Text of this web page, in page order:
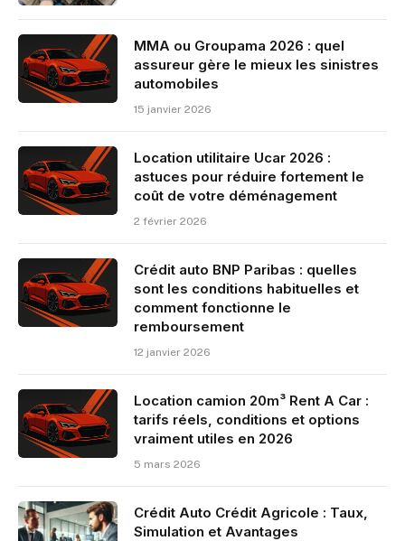
MMA ou Groupama 2026 : quel
assureur gère le mieux les sinistres
automobiles
15 janvier 2026
Location utilitaire Ucar 2026 :
astuces pour réduire fortement le
coût de votre déménagement
2 février 2026
Crédit auto BNP Paribas : quelles
sont les conditions habituelles et
comment fonctionne le
remboursement
12 janvier 2026
Location camion 20m³ Rent A Car :
tarifs réels, conditions et options
vraiment utiles en 2026
5 mars 2026
Crédit Auto Crédit Agricole : Taux,
Simulation et Avantages